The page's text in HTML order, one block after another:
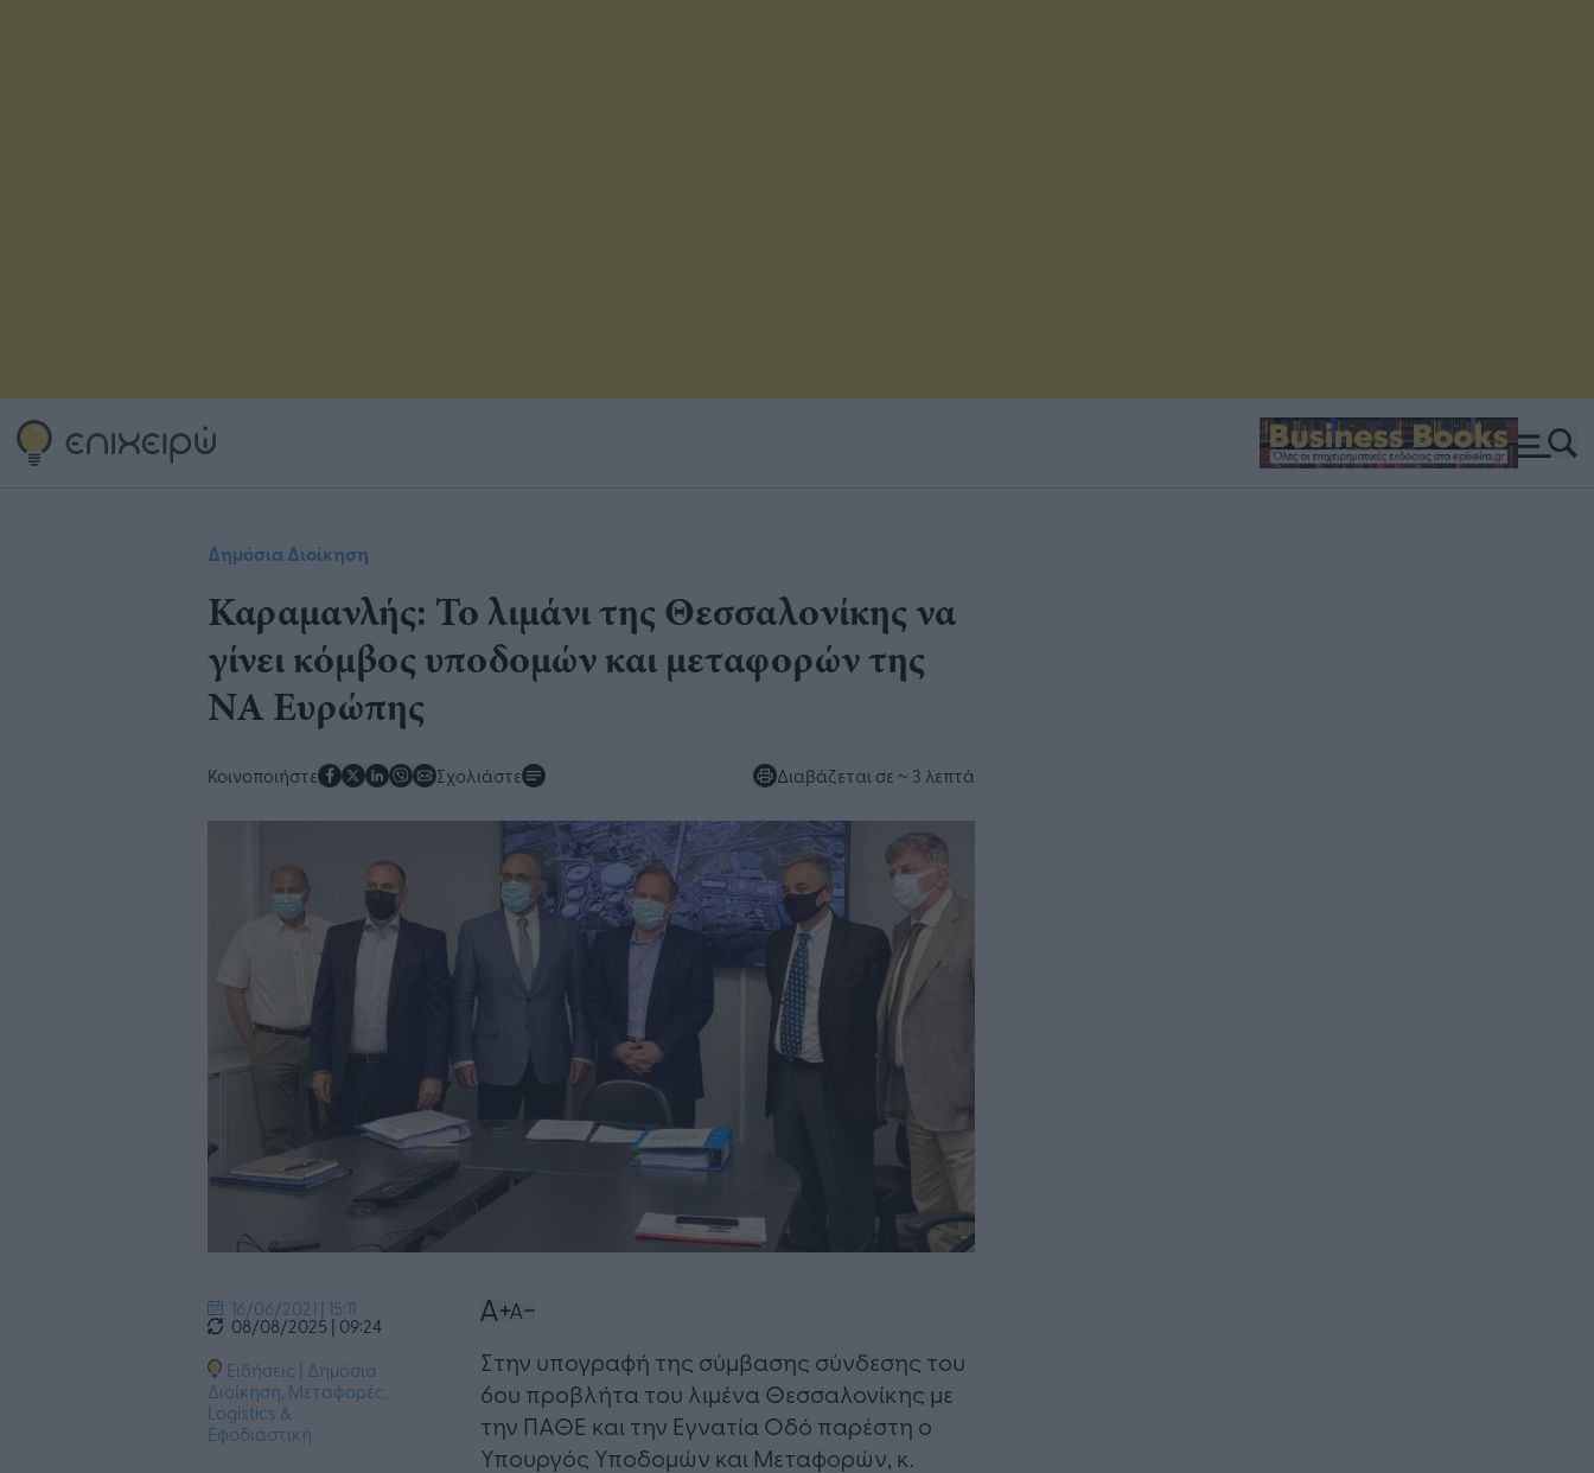
Δημόσια Διοίκηση
Καραμανλής: Το λιμάνι της Θεσσαλονίκης να
γίνει κόμβος υποδομών και μεταφορών της
ΝΑ Ευρώπης
Κοινοποιήστε Σχολιάστε Διαβάζεται σε ~ 3 λεπτά
16/06/2021 | 15:11
08/08/2025 | 09:24
Ειδήσεις | Δημόσια
Διοίκηση, Μεταφορές,
Logistics &
Εφοδιαστική
​Στην υπογραφή της σύμβασης σύνδεσης του
6ου προβλήτα του λιμένα Θεσσαλονίκης με
την ΠΑΘΕ και την Εγνατία Οδό παρέστη ο
Υπουργός Υποδομών και Μεταφορών, κ.